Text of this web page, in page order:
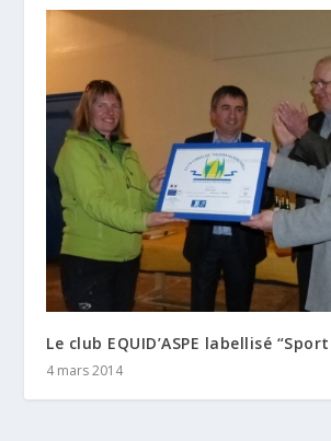
Le club EQUID’ASPE labellisé
4 mars 2014